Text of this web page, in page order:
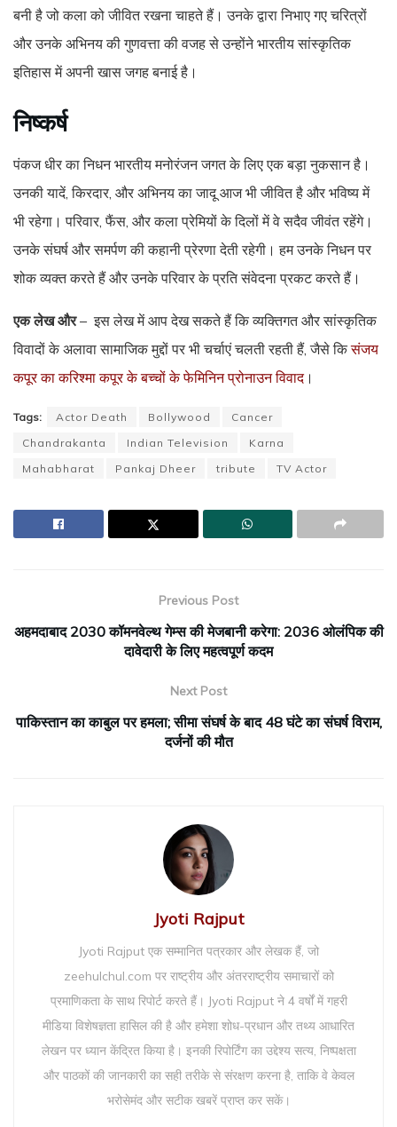
बनी है जो कला को जीवित रखना चाहते हैं। उनके द्वारा निभाए गए चरित्रों
और उनके अभिनय की गुणवत्ता की वजह से उन्होंने भारतीय सांस्कृतिक
इतिहास में अपनी खास जगह बनाई है।
निष्कर्ष
पंकज धीर का निधन भारतीय मनोरंजन जगत के लिए एक बड़ा नुकसान है।
उनकी यादें, किरदार, और अभिनय का जादू आज भी जीवित है और भविष्य में
भी रहेगा। परिवार, फैंस, और कला प्रेमियों के दिलों में वे सदैव जीवंत रहेंगे।
उनके संघर्ष और समर्पण की कहानी प्रेरणा देती रहेगी। हम उनके निधन पर
शोक व्यक्त करते हैं और उनके परिवार के प्रति संवेदना प्रकट करते हैं।
एक लेख और– इस लेख में आप देख सकते हैं कि व्यक्तिगत और सांस्कृतिक
विवादों के अलावा सामाजिक मुद्दों पर भी चर्चाएं चलती रहती हैं, जैसे किसंजय
कपूर का करिश्मा कपूर के बच्चों के फेमिनिन प्रोनाउन विवाद।
Tags: Actor Death Bollywood
Cancer
Chandrakanta
Indian Television
Karna
Mahabharat
Pankaj Dheer tribute TV Actor
Previous Post
अहमदाबाद 2030 कॉमनवेल्थ गेम्स की मेजबानी करेगा: 2036 ओलंपिक की
दावेदारी के लिए महत्वपूर्ण कदम
Next Post
पाकिस्तान का काबुल पर हमला; सीमा संघर्ष के बाद 48 घंटे का संघर्ष विराम,
दर्जनों की मौत
Jyoti Rajput
Jyoti Rajput एक सम्मानित पत्रकार और लेखक हैं, जो
zeehulchul.com पर राष्ट्रीय और अंतरराष्ट्रीय समाचारों को
प्रमाणिकता के साथ रिपोर्ट करते हैं। Jyoti Rajput ने 4 वर्षों में गहरी
मीडिया विशेषज्ञता हासिल की है और हमेशा शोध-प्रधान और तथ्य आधारित
लेखन पर ध्यान केंद्रित किया है। इनकी रिपोर्टिंग का उद्देश्य सत्य, निष्पक्षता
और पाठकों की जानकारी का सही तरीके से संरक्षण करना है, ताकि वे केवल
भरोसेमंद और सटीक खबरें प्राप्त कर सकें।